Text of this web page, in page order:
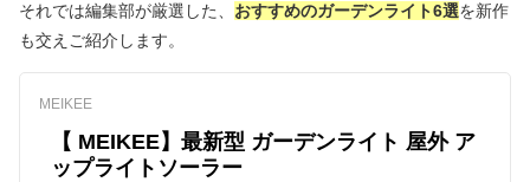
それでは編集部が厳選した、 おすすめのガーデンライト6選を新作
も交えご紹介します。
MEIKEE
【‎ MEIKEE】最新型 ガーデンライト 屋外 ア
ップライトソーラー